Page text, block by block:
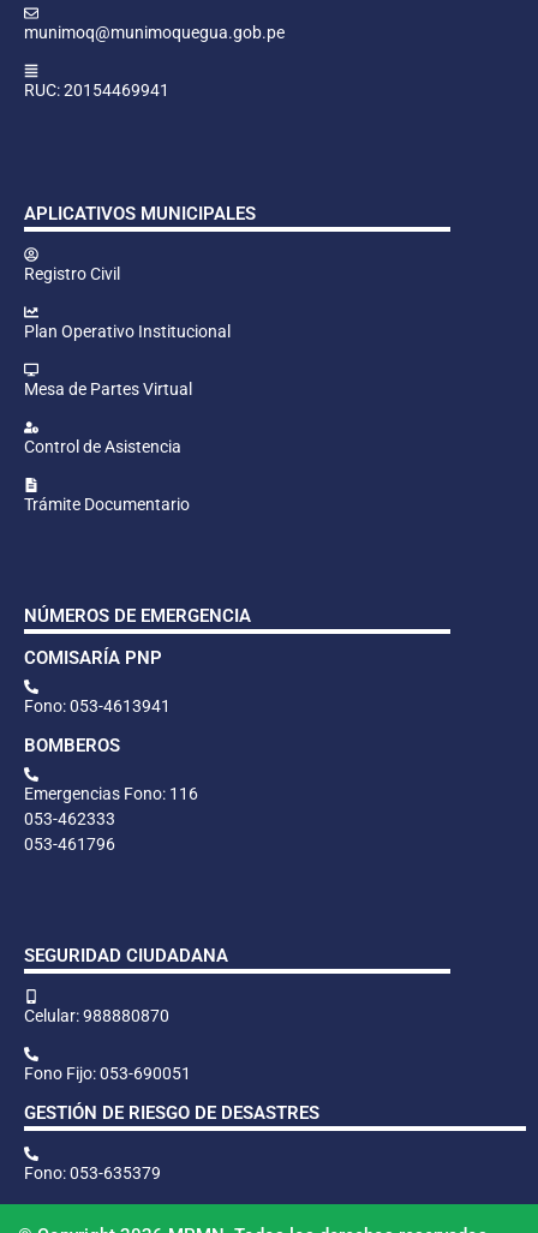
munimoq@munimoquegua.gob.pe
RUC: 20154469941
APLICATIVOS MUNICIPALES
Registro Civil
Plan Operativo Institucional
Mesa de Partes Virtual
Control de Asistencia
Trámite Documentario
NÚMEROS DE EMERGENCIA
COMISARÍA PNP
Fono: 053-4613941
BOMBEROS
Emergencias Fono: 116
053-462333
053-461796
SEGURIDAD CIUDADANA
Celular: 988880870
Fono Fijo: 053-690051
GESTIÓN DE RIESGO DE DESASTRES
Fono: 053-635379